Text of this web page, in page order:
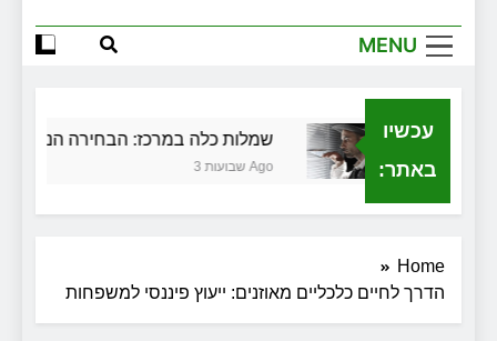
MENU
עכשיו
באתר:
שמלות כלה במרכז: הבחירה הנכונה
3 שבועות Ago
Home
הדרך לחיים כלכליים מאוזנים: ייעוץ פיננסי למשפחות